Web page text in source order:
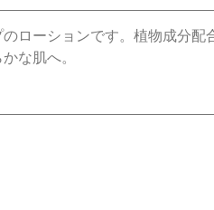
ーションです。植物成分
な肌へ。